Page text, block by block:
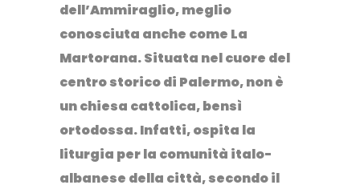
dell’Ammiraglio, meglio
conosciuta anche come La
Martorana.Situata nel cuore del
centro storico di Palermo, non è
un chiesa cattolica, bensì
ortodossa. Infatti, ospita la
liturgia per la comunità italo-
albanese della città, secondo il